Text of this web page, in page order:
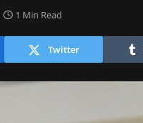
1 Min Read
Twitter